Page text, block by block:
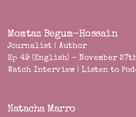
Momtaz Begum-Hossain
Journalist | Author
Ep 49 (English) - November
Watch Interview | Listen to
Natacha Marro